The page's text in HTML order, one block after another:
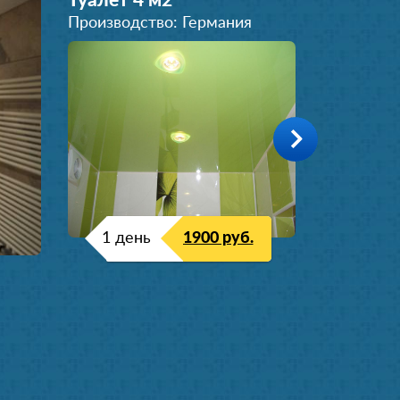
Производство: Германия
1 день 1900 руб.